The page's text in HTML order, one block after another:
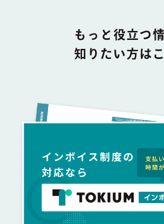
もっと役立つ
知りたい方は